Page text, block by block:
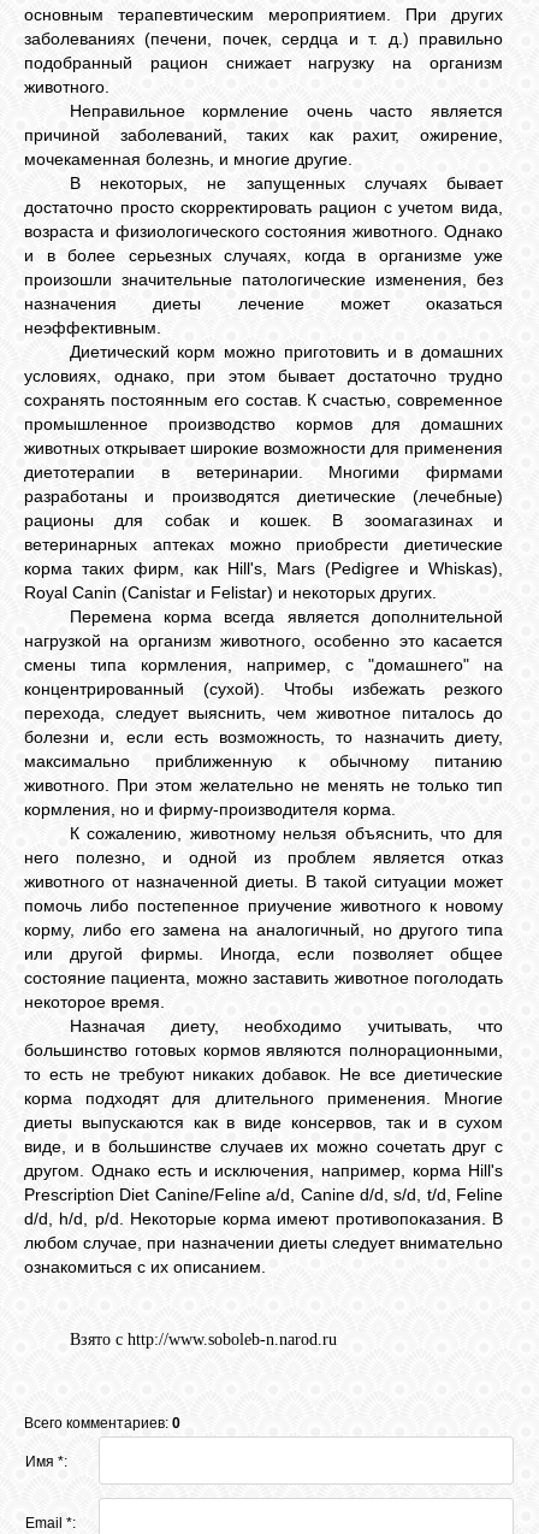
основным терапевтическим мероприятием. При других
заболеваниях (печени, почек, сердца и т. д.) правильно
подобранный рацион снижает нагрузку на организм
животного.
Неправильное кормление очень часто является
причиной заболеваний, таких как рахит, ожирение,
мочекаменная болезнь, и многие другие.
В некоторых, не запущенных случаях бывает
достаточно просто скорректировать рацион с учетом вида,
возраста и физиологического состояния животного. Однако
и в более серьезных случаях, когда в организме уже
произошли значительные патологические изменения, без
назначения диеты лечение может оказаться
неэффективным.
Диетический корм можно приготовить и в домашних
условиях, однако, при этом бывает достаточно трудно
сохранять постоянным его состав. К счастью, современное
промышленное производство кормов для домашних
животных открывает широкие возможности для применения
диетотерапии в ветеринарии. Многими фирмами
разработаны и производятся диетические (лечебные)
рационы для собак и кошек. В зоомагазинах и
ветеринарных аптеках можно приобрести диетические
корма таких фирм, как Hill's, Mars (Pedigree и Whiskas),
Royal Canin (Canistar и Felistar) и некоторых других.
Перемена корма всегда является дополнительной
нагрузкой на организм животного, особенно это касается
смены типа кормления, например, с "домашнего" на
концентрированный (сухой). Чтобы избежать резкого
перехода, следует выяснить, чем животное питалось до
болезни и, если есть возможность, то назначить диету,
максимально приближенную к обычному питанию
животного. При этом желательно не менять не только тип
кормления, но и фирму-производителя корма.
К сожалению, животному нельзя объяснить, что для
него полезно, и одной из проблем является отказ
животного от назначенной диеты. В такой ситуации может
помочь либо постепенное приучение животного к новому
корму, либо его замена на аналогичный, но другого типа
или другой фирмы. Иногда, если позволяет общее
состояние пациента, можно заставить животное поголодать
некоторое время.
Назначая диету, необходимо учитывать, что
большинство готовых кормов являются полнорационными,
то есть не требуют никаких добавок. Не все диетические
корма подходят для длительного применения. Многие
диеты выпускаются как в виде консервов, так и в сухом
виде, и в большинстве случаев их можно сочетать друг с
другом. Однако есть и исключения, например, корма Hill's
Prescription Diet Canine/Feline a/d, Canine d/d, s/d, t/d, Feline
d/d, h/d, p/d. Некоторые корма имеют противопоказания. В
любом случае, при назначении диеты следует внимательно
ознакомиться с их описанием.
Взято с http://www.soboleb-n.narod.ru
Всего комментариев: 0
Имя *:
Email *: